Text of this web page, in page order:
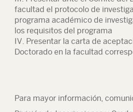
facultad el protocolo de
programa académico de
los requisitos del programa
IV. Presentar la carta de
Doctorado en la facultad
Para mayor información,